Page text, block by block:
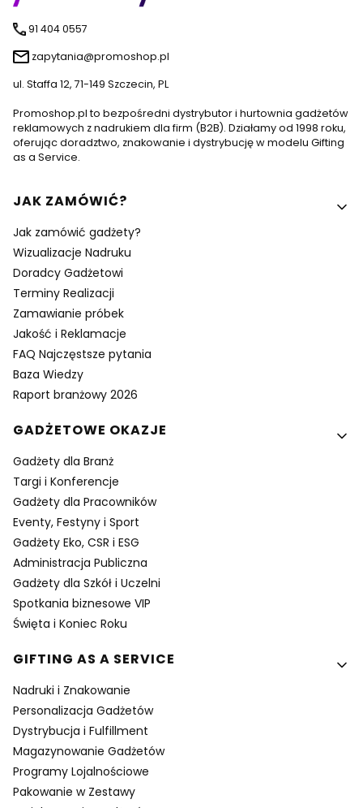
91 404 0557
zapytania@promoshop.pl
ul. Staffa 12, 71-149 Szczecin, PL
Promoshop.pl to bezpośredni dystrybutor i hurtownia gadżetów
reklamowych z nadrukiem dla firm (B2B). Działamy od 1998 roku,
oferując doradztwo, znakowanie i dystrybucję w modelu Gifting
as a Service.
Linki w stopce
JAK ZAMÓWIĆ?
Jak zamówić gadżety?
Wizualizacje Nadruku
Doradcy Gadżetowi
Terminy Realizacji
Zamawianie próbek
Jakość i Reklamacje
FAQ Najczęstsze pytania
Baza Wiedzy
Raport branżowy 2026
GADŻETOWE OKAZJE
Gadżety dla Branż
Targi i Konferencje
Gadżety dla Pracowników
Eventy, Festyny i Sport
Gadżety Eko, CSR i ESG
Administracja Publiczna
Gadżety dla Szkół i Uczelni
Spotkania biznesowe VIP
Święta i Koniec Roku
GIFTING AS A SERVICE
Nadruki i Znakowanie
Personalizacja Gadżetów
Dystrybucja i Fulfillment
Magazynowanie Gadżetów
Programy Lojalnościowe
Pakowanie w Zestawy